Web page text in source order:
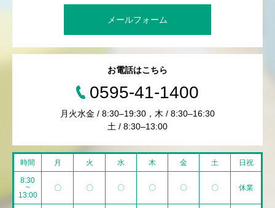
メールフォーム
お電話はこちら
0595-41-1400
月火水金 / 8:30–19:30，木 / 8:30–16:30
土 / 8:30–13:00
時間 月 火 水 木 金 土 日祝
8:30
~
13:00
〇 〇 〇 〇 〇 〇 休業